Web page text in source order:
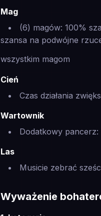
Mag
(6) magów: 100%
szansa na podwójne
wszystkim magom
Cień
Czas działania
Wartownik
Dodatkowy
Las
Musicie zebrać
Wyważenie